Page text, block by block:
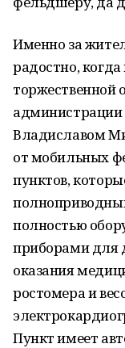
Именно за
радостно,
торжественной
администрации
Владиславом
от мобильных
пунктов,
полностью
приборами для
оказания
ростомера и
Пункт имеет